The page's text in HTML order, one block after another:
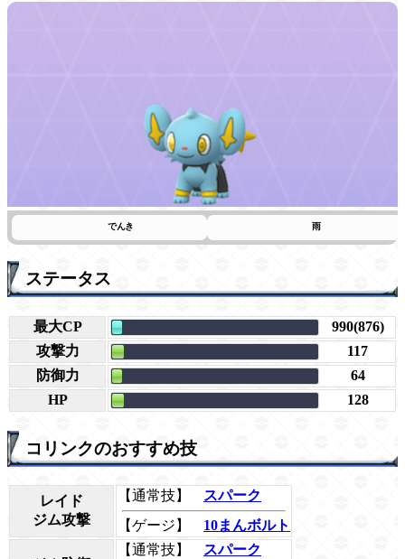
でんき 雨
ステータス
最大CP
990(876)
攻撃力
117
防御力
64
HP
128
コリンクのおすすめ技
レイド
ジム攻撃
【通常技】
スパーク
【ゲージ】
10まんボルト
【通常技】
スパーク